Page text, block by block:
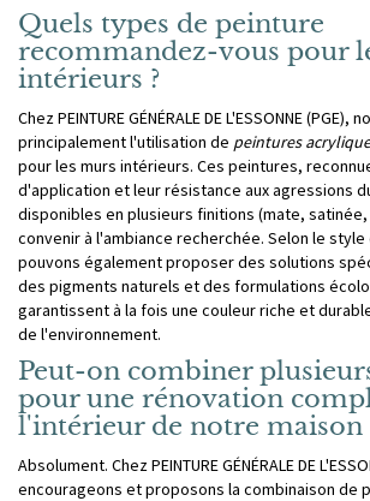
Quels types de peinture
recommandez-vous pour
intérieurs ?
Chez PEINTURE GÉNÉRALE DE L'ESSONNE
principalement l'utilisation de peintures
pour les murs intérieurs. Ces peintures,
d'application et leur résistance aux agressions
disponibles en plusieurs finitions (mate,
convenir à l'ambiance recherchée. Selon le
pouvons également proposer des solutions
des pigments naturels et des formulations
garantissent à la fois une couleur riche et
de l'environnement.
Peut-on combiner
pour une rénovation
l'intérieur de notre maison
Absolument. Chez PEINTURE GÉNÉRALE DE
encourageons et proposons la combinaison de